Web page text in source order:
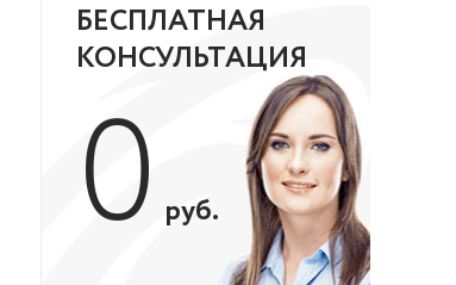
БЕСПЛАТНАЯ
КОНСУЛЬТАЦИЯ
0 руб.